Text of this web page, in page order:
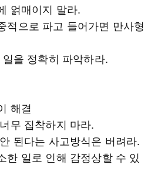
얽매이지 말라.
적으로 파고 들어가면 만사형
을 정확히 파악하라.
해결
무 집착하지 마라.
된다는 사고방식은 버려라.
한 일로 인해 감정상할 수 있